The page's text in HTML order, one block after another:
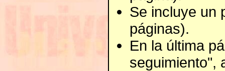
Se incluye un
páginas).
En la última
seguimiento",